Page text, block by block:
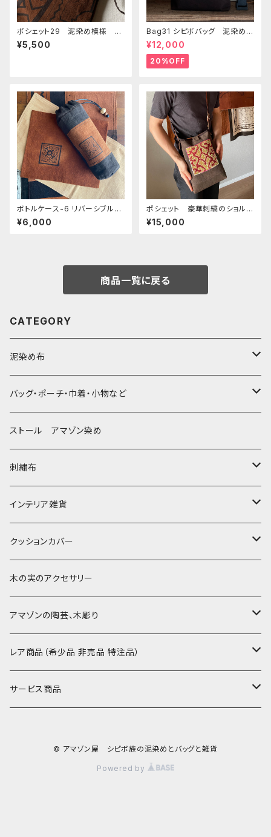
ポシェット29 泥染め模様 3
面仕分けショルダー 裏なし
シピボ族の泥染め
¥5,500
Bag31 シピボバッグ 泥染め黒
に白刺繍 32.5x22x6cm マ
グネットホック シンプル
¥12,000
20%OFF
ボトルケース-6 リバーシブル
ワンポ染とシピボ模様 アマゾ
ンの泥染め 水筒入れ シピボ
¥6,000
ポシェット 豪華刺繍のショルダ
ーポシェット 赤と黄色特大
縦長ふかふか マグネットホッ
¥15,000
商品一覧に戻る
CATEGORY
泥染め布
大判布150-特大250cm ベッドカバー
〜155cm
〜180cm
中型布 30-90cm
80-90-
-70-
小型布 コースター・カフェマット・ポットマット
小型マット（正方形）
小型マット（長方形）
細長布 ロング テーブルランナー
バッグ・ポーチ・巾着・小物など
バッグ
草木染めと泥染め
帆布の泥染め
ポシェット・ポーチ・巾着
ポシェット・ショルダー
ポーチ・丸ポーチ・クラッチバッグ
パッチワーク
その他
ブックカバー
ストール アマゾン染め
刺繍布
大判刺繍腰巻
大判泥染め刺繍
小型・中型刺繍雑貨
インテリア雑貨
額装・木枠・パネル
テーブルコーディネート
コースター
カフェマット
ティッシュケースカバー
クッションカバー
小さめ 35cmより
40〜43cm
45cmx45cm
大きめ 50cmx50cm
木の実のアクセサリー
アマゾンの陶芸、木彫り
素焼きの器、動物たち
木彫りのアルマジロ、動物たち
レア商品（希少品 非売品 特注品）
泥染め布途中図
サービス商品
© アマゾン屋 シピボ族の泥染めとバッグと雑貨
Powered by